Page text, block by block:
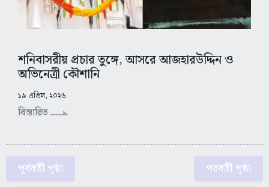
শনিবাসরীয় প্রচার তুঙ্গে, আসরে আজহারউদ্দিন ও
অভিনেত্রী কৌশানি
১৯ এপ্রিল, ২০২৬
বিস্তারিত
পূর্ববর্তী পৃষ্ঠা পরবর্তী পৃষ্ঠা